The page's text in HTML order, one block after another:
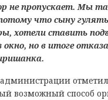
не пропускает. Мы
что сыну
хотели ставить
окно, но в итоге
возможный способ